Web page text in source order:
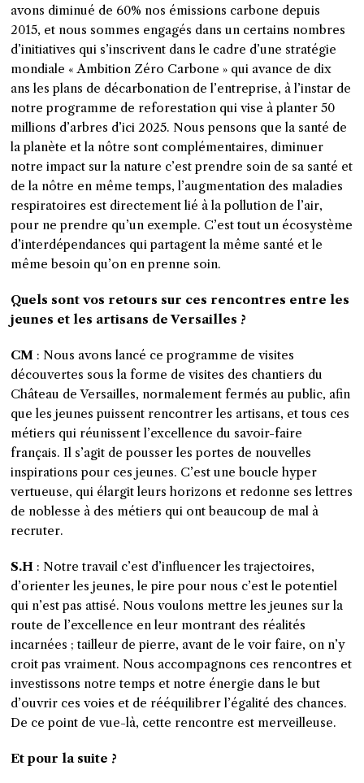
avons diminué de 60% nos émissions carbone depuis
2015, et nous sommes engagés dans un certains nombres
d’initiatives qui s’inscrivent dans le cadre d’une stratégie
mondiale « Ambition Zéro Carbone » qui avance de dix
ans les plans de décarbonation de l’entreprise, à l’instar de
notre programme de reforestation qui vise à planter 50
millions d’arbres d’ici 2025. Nous pensons que la santé de
la planète et la nôtre sont complémentaires, diminuer
notre impact sur la nature c’est prendre soin de sa santé et
de la nôtre en même temps, l’augmentation des maladies
respiratoires est directement lié à la pollution de l’air,
pour ne prendre qu’un exemple. C’est tout un écosystème
d’interdépendances qui partagent la même santé et le
même besoin qu’on en prenne soin.
Quels sont vos retours sur ces rencontres entre les
jeunes et les artisans de Versailles ?
CM : Nous avons lancé ce programme de visites
découvertes sous la forme de visites des chantiers du
Château de Versailles, normalement fermés au public, afin
que les jeunes puissent rencontrer les artisans, et tous ces
métiers qui réunissent l’excellence du savoir-faire
français. Il s’agit de pousser les portes de nouvelles
inspirations pour ces jeunes. C’est une boucle hyper
vertueuse, qui élargit leurs horizons et redonne ses lettres
de noblesse à des métiers qui ont beaucoup de mal à
recruter.
S.H : Notre travail c’est d’influencer les trajectoires,
d’orienter les jeunes, le pire pour nous c’est le potentiel
qui n’est pas attisé. Nous voulons mettre les jeunes sur la
route de l’excellence en leur montrant des réalités
incarnées ; tailleur de pierre, avant de le voir faire, on n’y
croit pas vraiment. Nous accompagnons ces rencontres et
investissons notre temps et notre énergie dans le but
d’ouvrir ces voies et de rééquilibrer l’égalité des chances.
De ce point de vue-là, cette rencontre est merveilleuse.
Et pour la suite ?